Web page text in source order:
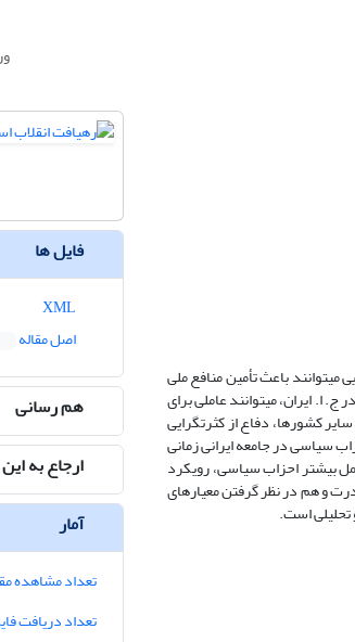
باعث تأمین منافع ملی
ا. ایران، می­توانند عاملی برای
کشورها، دفاع از کثرت­گرایی
سیاسی در جامعه ایرانی زمانی
نظارت بر احزاب نیز برای آزادی عمل بیشتر احزاب سیاسی، رویکرد
و هم در نظر گرفتن معیارهای
است.
فایل ها
اصل مقاله
هم رسانی
ارجاع به
آمار
تعداد مشاهده
تعداد دریافت